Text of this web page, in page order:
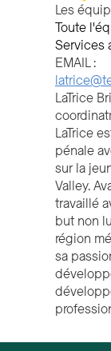
Les
Toute
Services
EMAIL :
LaTrice
LaTrice
pénale
sur la
Valley.
travaillé
but non
région
sa